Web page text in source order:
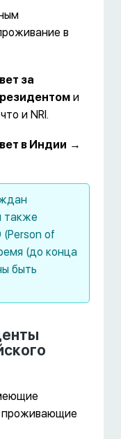
в
за
и
и NRI.
в Индии →
также
(Person of
(до конца
быть
проживающие